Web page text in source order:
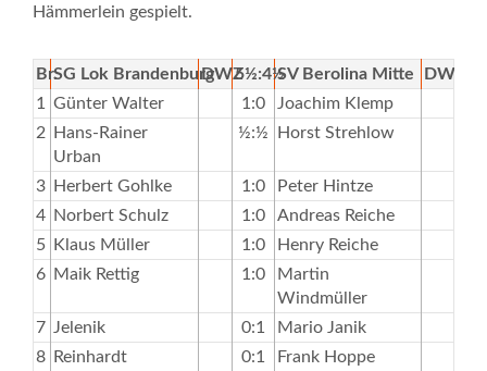
Hämmerlein gespielt.
Br.SG Lok BrandenburgDWZ5½:4½SV Berolina Mitte
DWZ
1
Günter Walter 1:0
Joachim Klemp
2
Hans-Rainer
Urban
½:½ Horst Strehlow
3 Herbert Gohlke 1:0
Peter Hintze
4 Norbert Schulz 1:0
Andreas Reiche
5
Klaus Müller 1:0
Henry Reiche
6 Maik Rettig 1:0
Martin
Windmüller
7 Jelenik 0:1
Mario Janik
8
Reinhardt
0:1 Frank Hoppe